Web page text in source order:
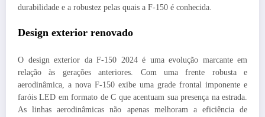
durabilidade e a robustez pelas quais a F-150 é conhecida.
Design exterior renovado
O design exterior da F-150 2024 é uma evolução marcante em
relação às gerações anteriores. Com uma frente robusta e
aerodinâmica, a nova F-150 exibe uma grade frontal imponente e
faróis LED em formato de C que acentuam sua presença na estrada.
As linhas aerodinâmicas não apenas melhoram a eficiência de